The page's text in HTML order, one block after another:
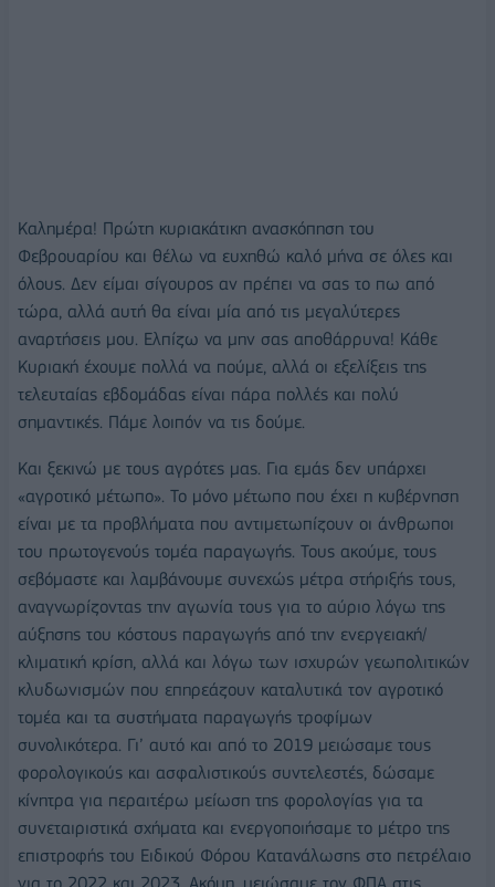
Καλημέρα! Πρώτη κυριακάτικη ανασκόπηση του
Φεβρουαρίου και θέλω να ευχηθώ καλό μήνα σε όλες και
όλους. Δεν είμαι σίγουρος αν πρέπει να σας το πω από
τώρα, αλλά αυτή θα είναι μία από τις μεγαλύτερες
αναρτήσεις μου. Ελπίζω να μην σας αποθάρρυνα! Κάθε
Κυριακή έχουμε πολλά να πούμε, αλλά οι εξελίξεις της
τελευταίας εβδομάδας είναι πάρα πολλές και πολύ
σημαντικές. Πάμε λοιπόν να τις δούμε.
Και ξεκινώ με τους αγρότες μας. Για εμάς δεν υπάρχει
«αγροτικό μέτωπο». Το μόνο μέτωπο που έχει η κυβέρνηση
είναι με τα προβλήματα που αντιμετωπίζουν οι άνθρωποι
του πρωτογενούς τομέα παραγωγής. Τους ακούμε, τους
σεβόμαστε και λαμβάνουμε συνεχώς μέτρα στήριξής τους,
αναγνωρίζοντας την αγωνία τους για το αύριο λόγω της
αύξησης του κόστους παραγωγής από την ενεργειακή/
κλιματική κρίση, αλλά και λόγω των ισχυρών γεωπολιτικών
κλυδωνισμών που επηρεάζουν καταλυτικά τον αγροτικό
τομέα και τα συστήματα παραγωγής τροφίμων
συνολικότερα. Γι’ αυτό και από το 2019 μειώσαμε τους
φορολογικούς και ασφαλιστικούς συντελεστές, δώσαμε
κίνητρα για περαιτέρω μείωση της φορολογίας για τα
συνεταιριστικά σχήματα και ενεργοποιήσαμε το μέτρο της
επιστροφής του Ειδικού Φόρου Κατανάλωσης στο πετρέλαιο